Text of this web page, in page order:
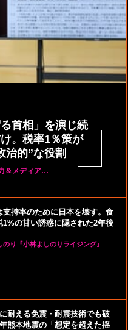
首相」を演じ続
。税率1％策が
治的”な役割
＆メディア…
支持率のために日本を壊す。食
1%の甘い誘惑に隠された2年後
のり『小林よしのりライジング』
に耐える免震・耐震技術でも破
熊本地震の「想定を超えた揺